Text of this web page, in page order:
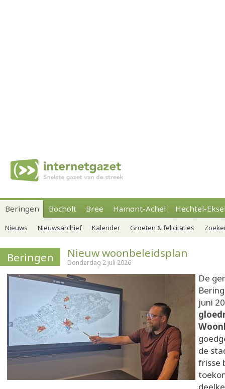
Beringen Bocholt Bree Hamont-Achel Hechtel-
Nieuws Nieuwsarchief Kalender Groeten & felicitaties
Beringen Nieuw woonbeleidsplan
Donderdag 2 juli 2026
De
juni
de
frisse